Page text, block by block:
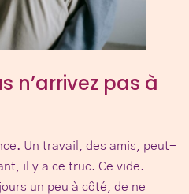
n’arrivez pas à
Un travail, des amis, peut-
il y a ce truc. Ce vide.
un peu à côté, de ne